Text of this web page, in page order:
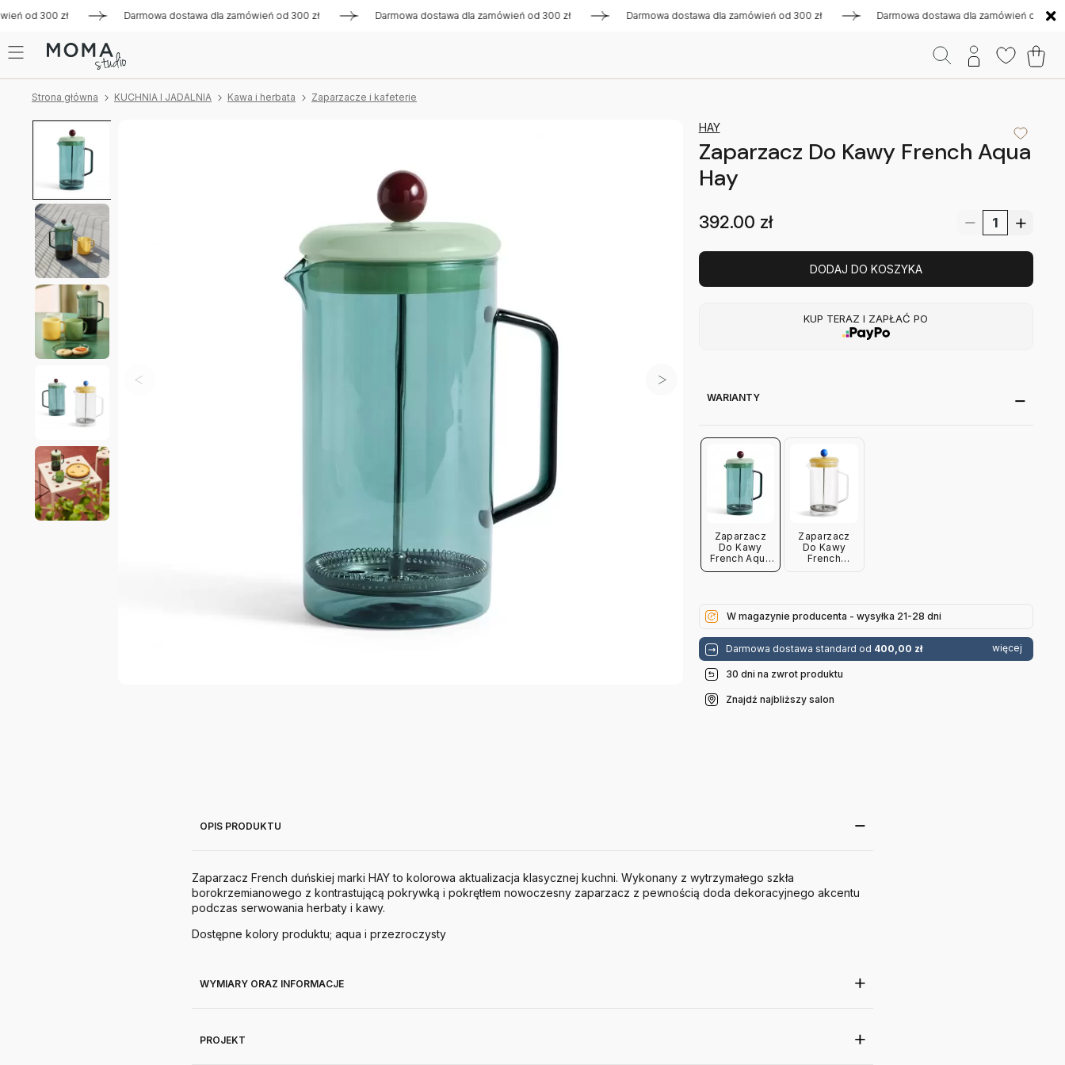
od 300 zł Darmowa dostawa dla zamówień od 300 zł Darmowa dostawa dla zamówień od 300 zł Darmowa dostawa dla zamówień od 300 zł Darmowa dostawa dla zamówień od 300 zł
Strona główna KUCHNIA I JADALNIA Kawa i herbata Zaparzacze i kafeterie
HAY
Zaparzacz Do Kawy French Aqua
Hay
392.00 zł
DODAJ DO KOSZYKA
KUP TERAZ I ZAPŁAĆ PO
WARIANTY
Zaparzacz
Do Kawy
French Aqua
Hay
Zaparzacz
Do Kawy
French
W magazynie producenta - wysyłka 21-28 dni
Darmowa dostawa standard od 400,00 zł więcej
30 dni na zwrot produktu
Znajdź najbliższy salon
OPIS PRODUKTU
Zaparzacz French duńskiej marki HAY to kolorowa aktualizacja klasycznej kuchni. Wykonany z wytrzymałego szkła
borokrzemianowego z kontrastującą pokrywką i pokrętłem nowoczesny zaparzacz z pewnością doda dekoracyjnego akcentu
podczas serwowania herbaty i kawy.
Dostępne kolory produktu; aqua i przezroczysty
WYMIARY ORAZ INFORMACJE
PROJEKT